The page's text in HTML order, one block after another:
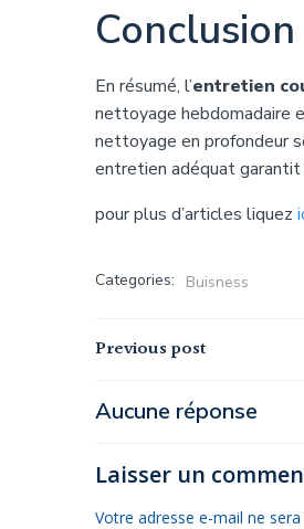
Conclusion
En résumé, l’entretien
nettoyage hebdomadaire
nettoyage en profondeur
entretien adéquat garantit
pour plus d’articles liquez
Categories: Buisness
Navigation
de
l’article
Previous post
Aucune réponse
Laisser un
Votre adresse e-mail ne sera